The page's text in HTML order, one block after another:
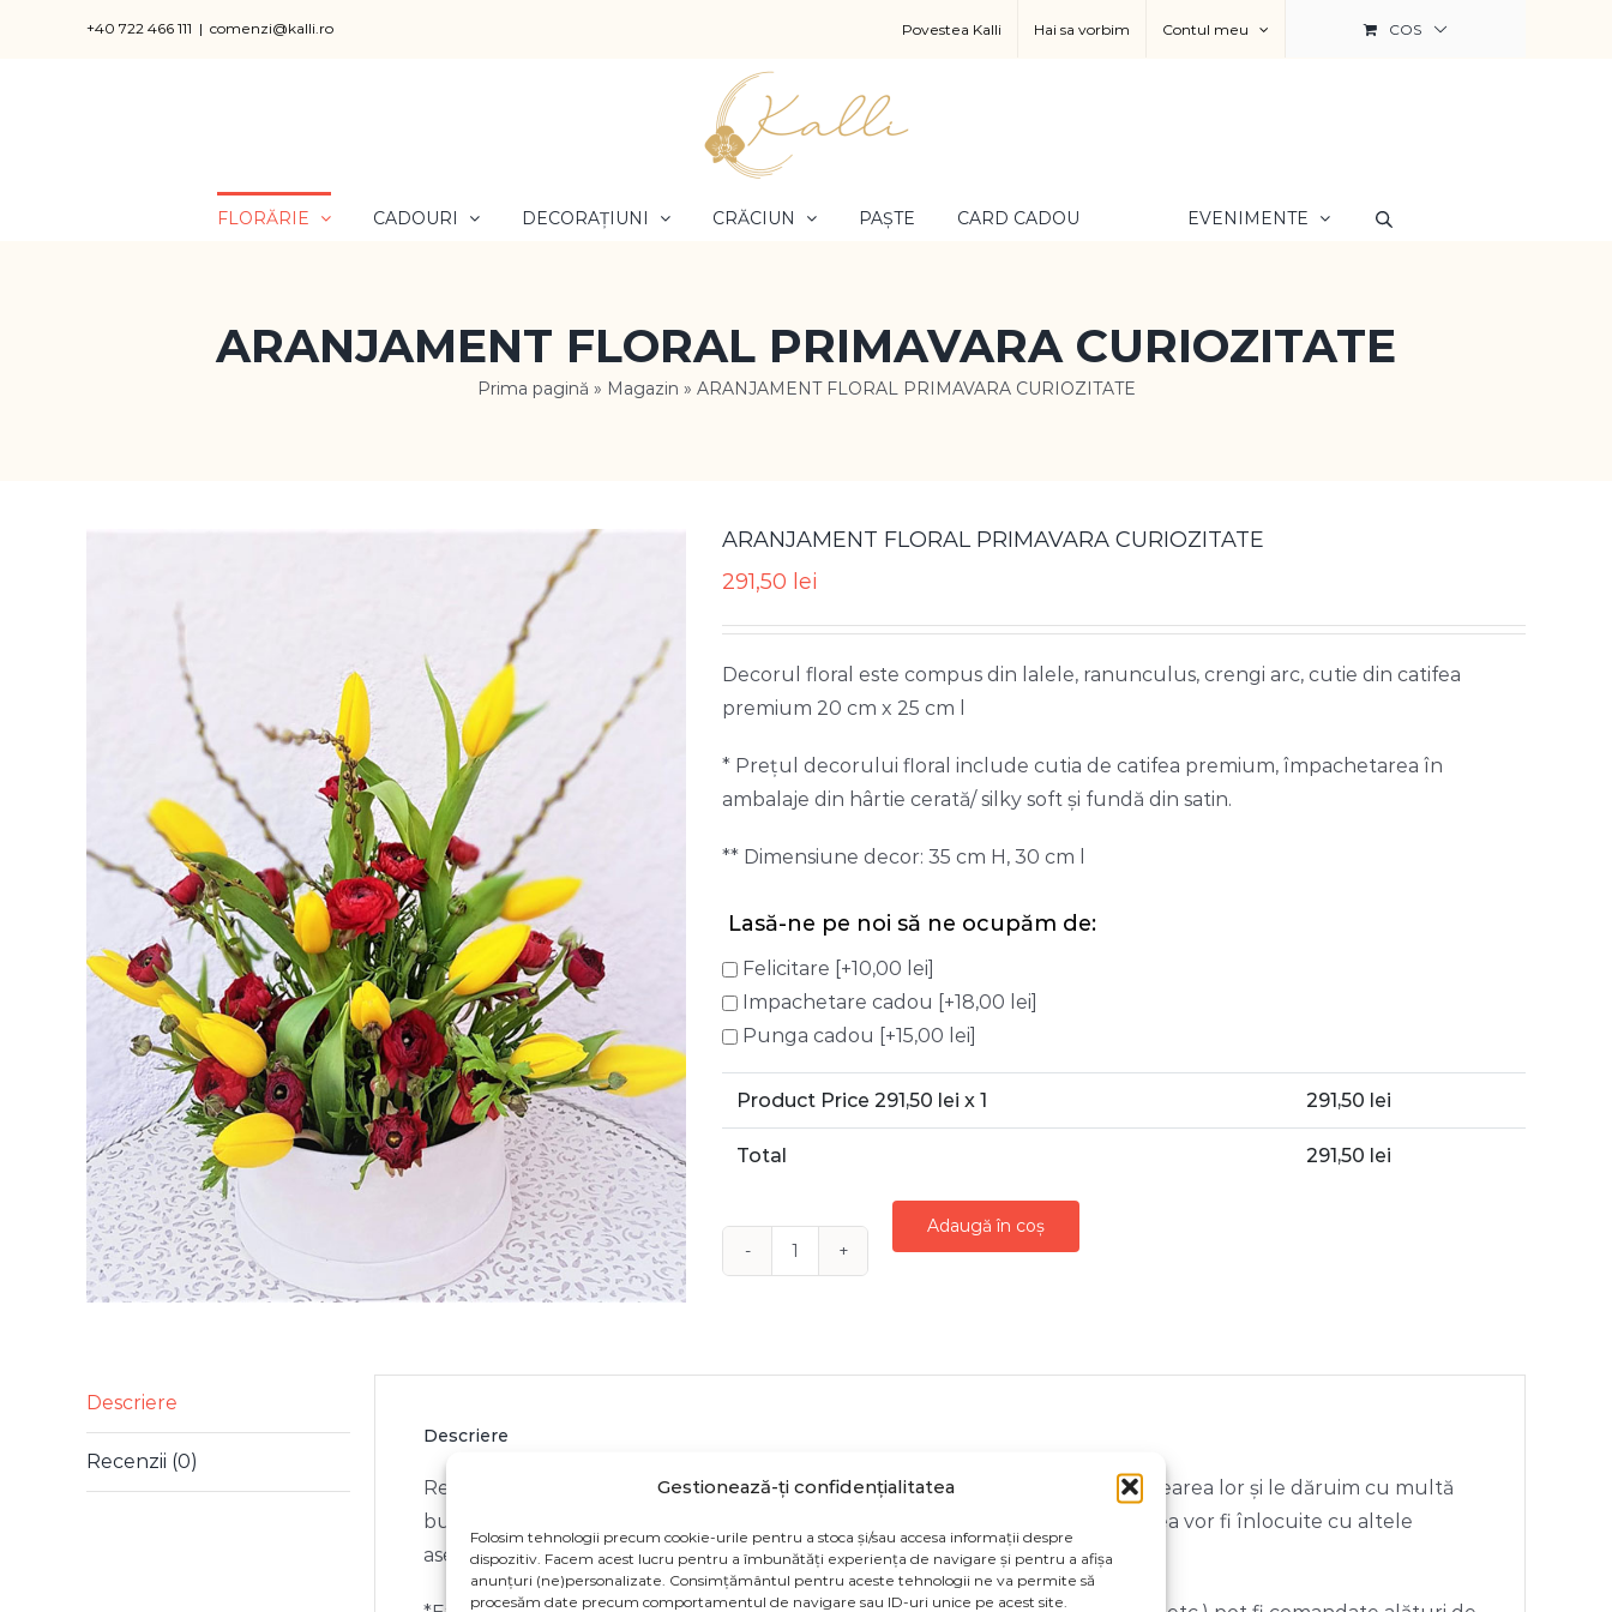
Gestionează-ți confidențialitatea
Folosim tehnologii precum cookie-urile pentru a stoca și/sau accesa informații despre
dispozitiv. Facem acest lucru pentru a îmbunătăți experiența de navigare și pentru a afișa
anunțuri (ne)personalizate. Consimțământul pentru aceste tehnologii ne va permite să
procesăm date precum comportamentul de navigare sau ID-uri unice pe acest site.
+40 722 466 111 | comenzi@kalli.ro Povestea Kalli Hai sa vorbim Contul meu COS
FLORĂRIE CADOURI DECORAȚIUNI CRĂCIUN PAȘTE CARD CADOU EVENIMENTE
ARANJAMENT FLORAL PRIMAVARA CURIOZITATE
Prima pagină » Magazin » ARANJAMENT FLORAL PRIMAVARA CURIOZITATE
ARANJAMENT FLORAL PRIMAVARA CURIOZITATE
291,50 lei
Decorul floral este compus din lalele, ranunculus, crengi arc, cutie din catifea
premium 20 cm x 25 cm l
* Prețul decorului floral include cutia de catifea premium, împachetarea în
ambalaje din hârtie cerată/ silky soft și fundă din satin.
** Dimensiune decor: 35 cm H, 30 cm l
Lasă-ne pe noi să ne ocupăm de:
Felicitare [+10,00 lei]
Impachetare cadou [+18,00 lei]
Punga cadou [+15,00 lei]
Product Price 291,50 lei x 1 291,50 lei
Total 291,50 lei
Adaugă în coș
Descriere
Recenzii (0)
Descriere
Realizăm decoruri florale exclusiv cu flori proaspete, punem mult suflet în crearea lor și le dăruim cu multă
bucurie și zâmbete. Dacă unele flori nu sunt în sezonul lor de înflorire, acestea vor fi înlocuite cu altele
asemănătoare.